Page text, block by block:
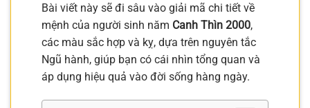
Bài viết này sẽ đi sâu vào giải mã chi tiết về
mệnh của người sinh năm Canh Thìn 2000,
các màu sắc hợp và kỵ, dựa trên nguyên tắc
Ngũ hành, giúp bạn có cái nhìn tổng quan và
áp dụng hiệu quả vào đời sống hàng ngày.